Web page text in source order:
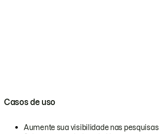
Casos de uso
Aumente sua visibilidade nas pesquisas